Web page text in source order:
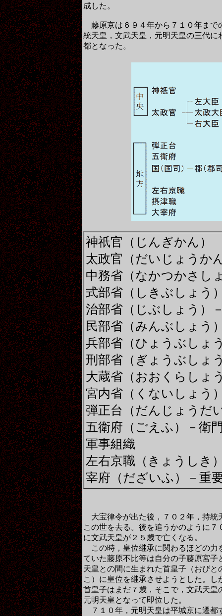
成した。
藤原京は６９４年から７１０年まで
統天皇，文武天皇，元明天皇の三代に
都となった。
神祇官（じんぎかん
太政官（だいじょうか
中務省（なかつかさし
式部省（しきぶしょう
治部省（じぶしょう）
民部省（みんぶしょう
兵部省（ひょうぶしょ
刑部省（ぎょうぶしょ
大蔵省（おおくらしょ
宮内省（くないしょう
弾正台（だんじょうだ
五衛府（ごえふ）－衛
軍事組織
左右京職（きょうしき
宰府（だざいふ）－重
大宝律令が出た後，７０２年，持統
この世を去る。後を追うかのように７
に文武天皇が２５歳で亡くなる。
この時，皇位継承に関わるほどの力
ていた藤原不比等は自分の子藤原宮子
天皇との間に生まれた首皇子（おびと
こ）に皇位を継承させようとした。し
首皇子はまだ７歳，そこで，文武天皇
元明天皇となって即位した。
７１０年，元明天皇は平城京に遷都